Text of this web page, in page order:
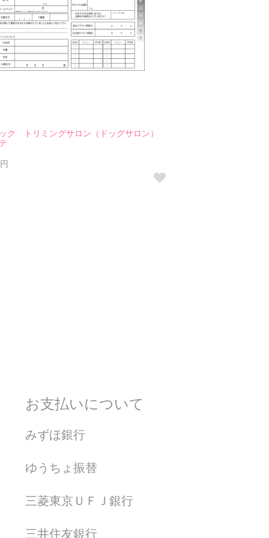
ク トリミングサロン（ドッグサロン）
お支払いについて
みずほ銀行
ゆうちょ振替
三菱東京ＵＦＪ銀行
三井住友銀行